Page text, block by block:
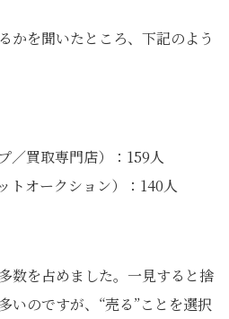
かを聞いたところ、下記のよう
／買取専門店）：159人
トオークション）：140人
数を占めました。一見すると捨
いのですが、“売る”ことを選択